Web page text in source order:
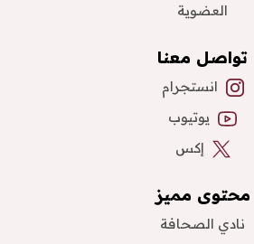
العضوية
تواصل معنا
انستجرام
يوتيوب
إكس
محتوى مميز
نادي الصحافة